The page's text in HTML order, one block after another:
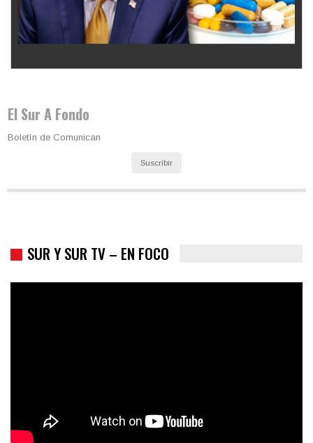
El Sur A Fondo
Boletín de Comunican
Suscribir
SUR Y SUR TV – EN FOCO